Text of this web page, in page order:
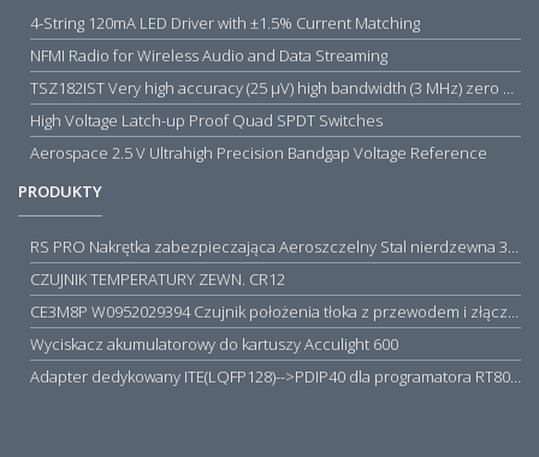
4-String 120mA LED Driver with ±1.5% Current Matching
NFMI Radio for Wireless Audio and Data Streaming
TSZ182IST Very high accuracy (25 µV) high bandwidth (3 MHz) zero drift 5 V operational amplifiers
High Voltage Latch-up Proof Quad SPDT Switches
Aerospace 2.5 V Ultrahigh Precision Bandgap Voltage Reference
PRODUKTY
RS PRO Nakrętka zabezpieczająca Aeroszczelny Stal nierdzewna 316 Zwykłe
CZUJNIK TEMPERATURY ZEWN. CR12
CE3M8P W0952029394 Czujnik położenia tłoka z przewodem i złączem M8, PNP NO, 10...30VDC, 100mA, METALWORK, METAL WORK jak MZT1-0
Wyciskacz akumulatorowy do kartuszy Acculight 600
Adapter dedykowany ITE(LQFP128)-->PDIP40 dla programatora RT809H/RT809F (simple)